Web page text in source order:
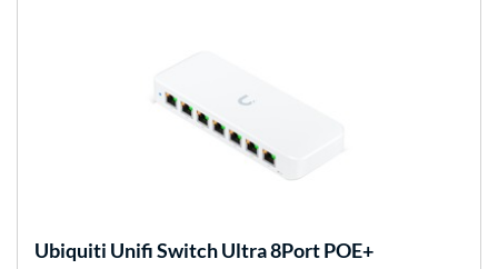
Ubiquiti Unifi Switch Ultra 8Port POE+